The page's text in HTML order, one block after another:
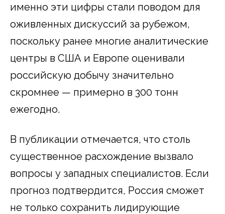
именно эти цифры стали поводом для
оживленных дискуссий за рубежом,
поскольку ранее многие аналитические
центры в США и Европе оценивали
российскую добычу значительно
скромнее — примерно в 300 тонн
ежегодно.
В публикации отмечается, что столь
существенное расхождение вызвало
вопросы у западных специалистов. Если
прогноз подтвердится, Россия сможет
не только сохранить лидирующие